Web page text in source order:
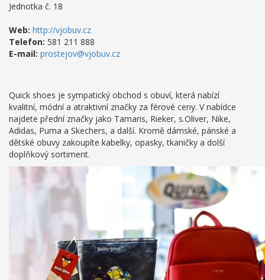
Jednotka č. 18
Web: http://vjobuv.cz
Telefon: 581 211 888
E-mail: prostejov@vjobuv.cz
Quick shoes je sympatický obchod s obuví, která nabízí
kvalitní, módní a atraktivní značky za férové ceny. V nabídce
najdete přední značky jako Tamaris, Rieker, s.Oliver, Nike,
Adidas, Puma a Skechers, a další. Kromě dámské, pánské a
dětské obuvy zakoupíte kabelky, opasky, tkaničky a dolší
doplňkový sortiment.